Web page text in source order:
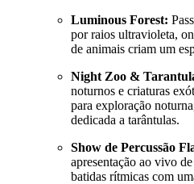
Luminous Forest:
por raios ultravioleta,
de animais criam um
Night Zoo &
noturnos e criaturas
para exploração
dedicada a tarântulas.
Show de Percussão
apresentação ao vivo
batidas rítmicas com